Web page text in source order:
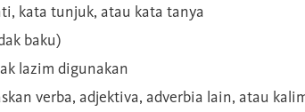
kata tunjuk, atau kata tanya
baku)
lazim digunakan
verba, adjektiva, adverbia lain, atau